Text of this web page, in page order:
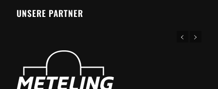
UNSERE PARTNER